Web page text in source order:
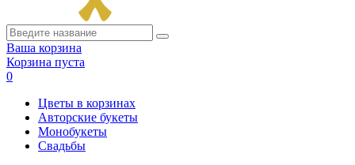
Ваша корзина
Корзина пуста
0
Цветы в корзинах
Авторские букеты
Монобукеты
Свадьбы